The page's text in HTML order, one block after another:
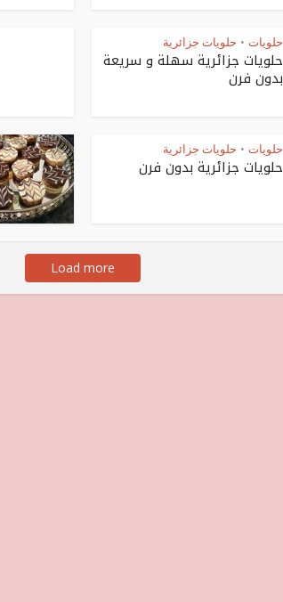
حلويات • حلويات جزائرية
حلويات جزائرية سهلة و سريعة
بدون فرن
حلويات • حلويات جزائرية
حلويات جزائرية بدون فرن
Load more